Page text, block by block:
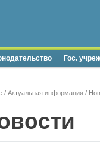
Гос.
/ Актуальная информация /